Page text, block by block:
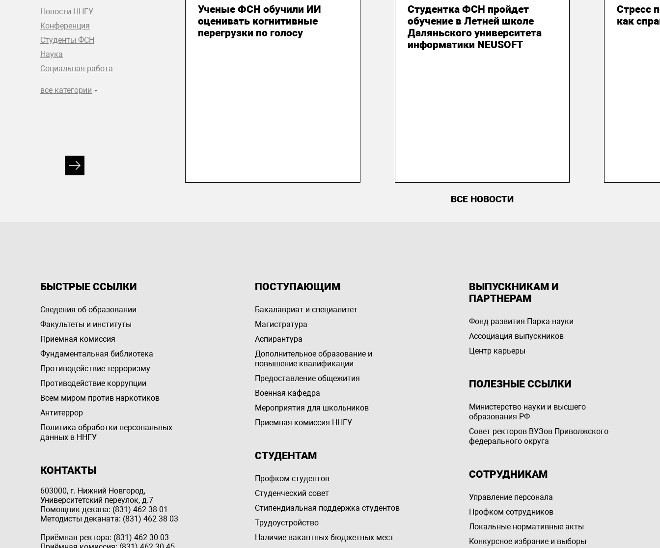
Новости ННГУ
Конференция
Студенты ФСН
Наука
Социальная работа
все категории
Ученые ФСН обучили ИИ
оценивать когнитивные
перегрузки по голосу
Студентка ФСН пройдет
обучение в Летней школе
Даляньского университета
информатики NEUSOFT
Стресс
как
ВСЕ НОВОСТИ
БЫСТРЫЕ ССЫЛКИ
Сведения об образовании
Факультеты и институты
Приемная комиссия
Фундаментальная библиотека
Противодействие терроризму
Противодействие коррупции
Всем миром против наркотиков
Антитеррор
Политика обработки персональных
данных в ННГУ
КОНТАКТЫ
603000, г. Нижний Новгород,
Университетский переулок, д.7
Помощник декана: (831) 462 38 01
Методисты деканата: (831) 462 38 03
Приёмная ректора: (831) 462 30 03
ПОСТУПАЮЩИМ
Бакалавриат и специалитет
Магистратура
Аспирантура
Дополнительное образование и
повышение квалификации
Предоставление общежития
Военная кафедра
Мероприятия для школьников
Приемная комиссия ННГУ
СТУДЕНТАМ
Профком студентов
Студенческий совет
Стипендиальная поддержка студентов
Трудоустройство
Наличие вакантных бюджетных мест
ВЫПУСКНИКАМ И
ПАРТНЕРАМ
Фонд развития Парка науки
Ассоциация выпускников
Центр карьеры
ПОЛЕЗНЫЕ ССЫЛКИ
Министерство науки и высшего
образования РФ
Совет ректоров ВУЗов Приволжского
федерального округа
СОТРУДНИКАМ
Управление персоналa
Профком сотрудников
Локальные нормативные акты
Конкурсное избрание и выборы